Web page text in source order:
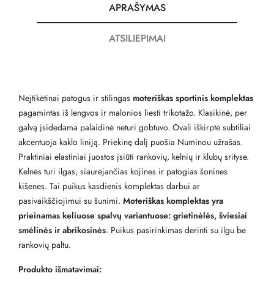
APRAŠYMAS
ATSILIEPIMAI
Neįtikėtinai patogus ir stilingas moteriškas sportinis komplektas
pagamintas iš lengvos ir malonios liesti trikotažo. Klasikinė, per
galvą įsidedama palaidinė neturi gobtuvo. Ovali iškirptė subtiliai
akcentuoja kaklo liniją. Priekinę dalį puošia Numinou užrašas.
Praktiniai elastiniai juostos įsiūti rankovių, kelnių ir klubų srityse.
Kelnės turi ilgas, siaurėjančias kojines ir patogias šonines
kišenes. Tai puikus kasdienis komplektas darbui ar
pasivaikščiojimui su šunimi. Moteriškas komplektas yra
prieinamas keliuose spalvų variantuose: grietinėlės, šviesiai
smėlinės ir abrikosinės. Puikus pasirinkimas derinti su ilgu be
rankovių paltu.
Produkto išmatavimai: